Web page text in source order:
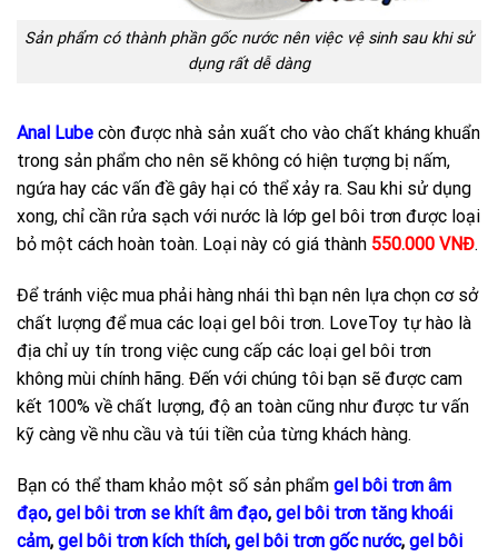
Sản phẩm có thành phần gốc nước nên việc vệ sinh sau khi sử
dụng rất dễ dàng
Anal Lube còn được nhà sản xuất cho vào chất kháng khuẩn
trong sản phẩm cho nên sẽ không có hiện tượng bị nấm,
ngứa hay các vấn đề gây hại có thể xảy ra. Sau khi sử dụng
xong, chỉ cần rửa sạch với nước là lớp gel bôi trơn được loại
bỏ một cách hoàn toàn. Loại này có giá thành 550.000 VNĐ.
Để tránh việc mua phải hàng nhái thì bạn nên lựa chọn cơ sở
chất lượng để mua các loại gel bôi trơn. LoveToy tự hào là
địa chỉ uy tín trong việc cung cấp các loại gel bôi trơn
không mùi chính hãng. Đến với chúng tôi bạn sẽ được cam
kết 100% về chất lượng, độ an toàn cũng như được tư vấn
kỹ càng về nhu cầu và túi tiền của từng khách hàng.
Bạn có thể tham khảo một số sản phẩm gel bôi trơn âm
đạo, gel bôi trơn se khít âm đạo, gel bôi trơn tăng khoái
cảm, gel bôi trơn kích thích, gel bôi trơn gốc nước, gel bôi